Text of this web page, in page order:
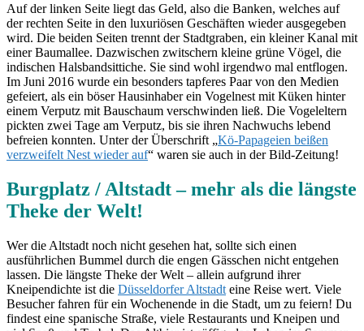
Auf der linken Seite liegt das Geld, also die Banken, welches auf
der rechten Seite in den luxuriösen Geschäften wieder ausgegeben
wird. Die beiden Seiten trennt der Stadtgraben, ein kleiner Kanal mit
einer Baumallee. Dazwischen zwitschern kleine grüne Vögel, die
indischen Halsbandsittiche. Sie sind wohl irgendwo mal entflogen.
Im Juni 2016 wurde ein besonders tapferes Paar von den Medien
gefeiert, als ein böser Hausinhaber ein Vogelnest mit Küken hinter
einem Verputz mit Bauschaum verschwinden ließ. Die Vogeleltern
pickten zwei Tage am Verputz, bis sie ihren Nachwuchs lebend
befreien konnten. Unter der Überschrift „Kö-Papageien beißen
verzweifelt Nest wieder auf“ waren sie auch in der Bild-Zeitung!
Burgplatz / Altstadt – mehr als die längste
Theke der Welt!
Wer die Altstadt noch nicht gesehen hat, sollte sich einen
ausführlichen Bummel durch die engen Gässchen nicht entgehen
lassen. Die längste Theke der Welt – allein aufgrund ihrer
Kneipendichte ist die Düsseldorfer Altstadt eine Reise wert. Viele
Besucher fahren für ein Wochenende in die Stadt, um zu feiern! Du
findest eine spanische Straße, viele Restaurants und Kneipen und